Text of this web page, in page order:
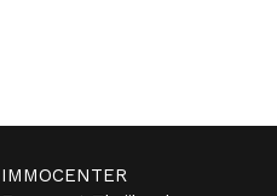
IMMOCENTER